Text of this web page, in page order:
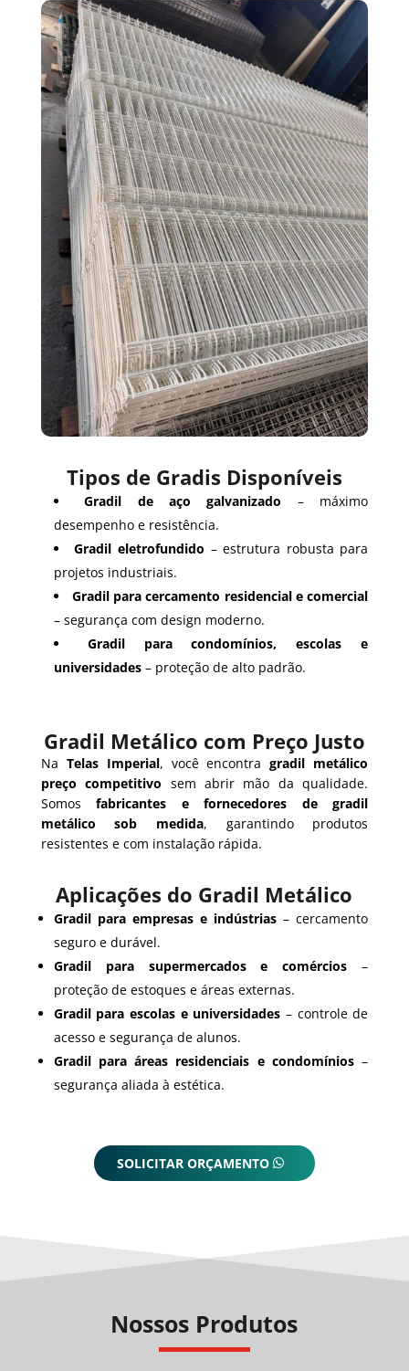
Tipos de Gradis Disponíveis
Gradil de aço galvanizado – máximo
desempenho e resistência.
Gradil eletrofundido – estrutura robusta para
projetos industriais.
Gradil para cercamento residencial e comercial
– segurança com design moderno.
Gradil para condomínios, escolas e
universidades– proteção de alto padrão.
Gradil Metálico com Preço Justo
Na Telas Imperial, você encontragradil metálico
preço competitivo sem abrir mão da qualidade.
Somosfabricantes e fornecedores de gradil
metálico sob medida, garantindo produtos
resistentes e com instalação rápida.
Aplicações do Gradil Metálico
Gradil para empresas e indústrias – cercamento
seguro e durável.
Gradil para supermercados e comércios –
proteção de estoques e áreas externas.
Gradil para escolas e universidades – controle de
acesso e segurança de alunos.
Gradil para áreas residenciais e condomínios–
segurança aliada à estética.
SOLICITAR ORÇAMENTO
Nossos Produtos